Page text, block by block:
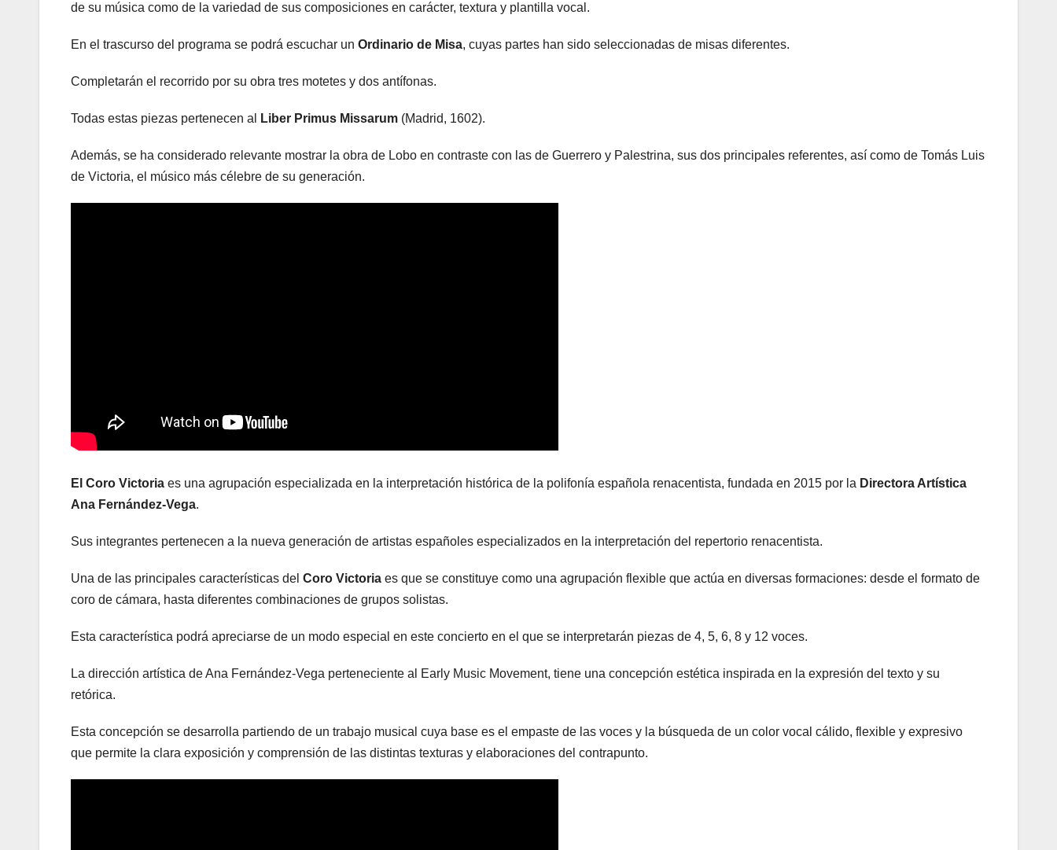
de su música como de la variedad de sus composiciones en carácter, textura y plantilla vocal.
En el trascurso del programa se podrá escuchar un Ordinario de Misa, cuyas partes han sido seleccionadas de misas diferentes.
Completarán el recorrido por su obra tres motetes y dos antífonas.
Todas estas piezas pertenecen al Liber Primus Missarum (Madrid, 1602).
Además, se ha considerado relevante mostrar la obra de Lobo en contraste con las de Guerrero y Palestrina, sus dos principales referentes, así como de Tomás Luis
de Victoria, el músico más célebre de su generación.
El Coro Victoria es una agrupación especializada en la interpretación histórica de la polifonía española renacentista, fundada en 2015 por la Directora Artística
Ana Fernández-Vega.
Sus integrantes pertenecen a la nueva generación de artistas españoles especializados en la interpretación del repertorio renacentista.
Una de las principales características del Coro Victoria es que se constituye como una agrupación flexible que actúa en diversas formaciones: desde el formato de
coro de cámara, hasta diferentes combinaciones de grupos solistas.
Esta característica podrá apreciarse de un modo especial en este concierto en el que se interpretarán piezas de 4, 5, 6, 8 y 12 voces.
La dirección artística de Ana Fernández-Vega perteneciente al Early Music Movement, tiene una concepción estética inspirada en la expresión del texto y su
retórica.
Esta concepción se desarrolla partiendo de un trabajo musical cuya base es el empaste de las voces y la búsqueda de un color vocal cálido, flexible y expresivo
que permite la clara exposición y comprensión de las distintas texturas y elaboraciones del contrapunto.